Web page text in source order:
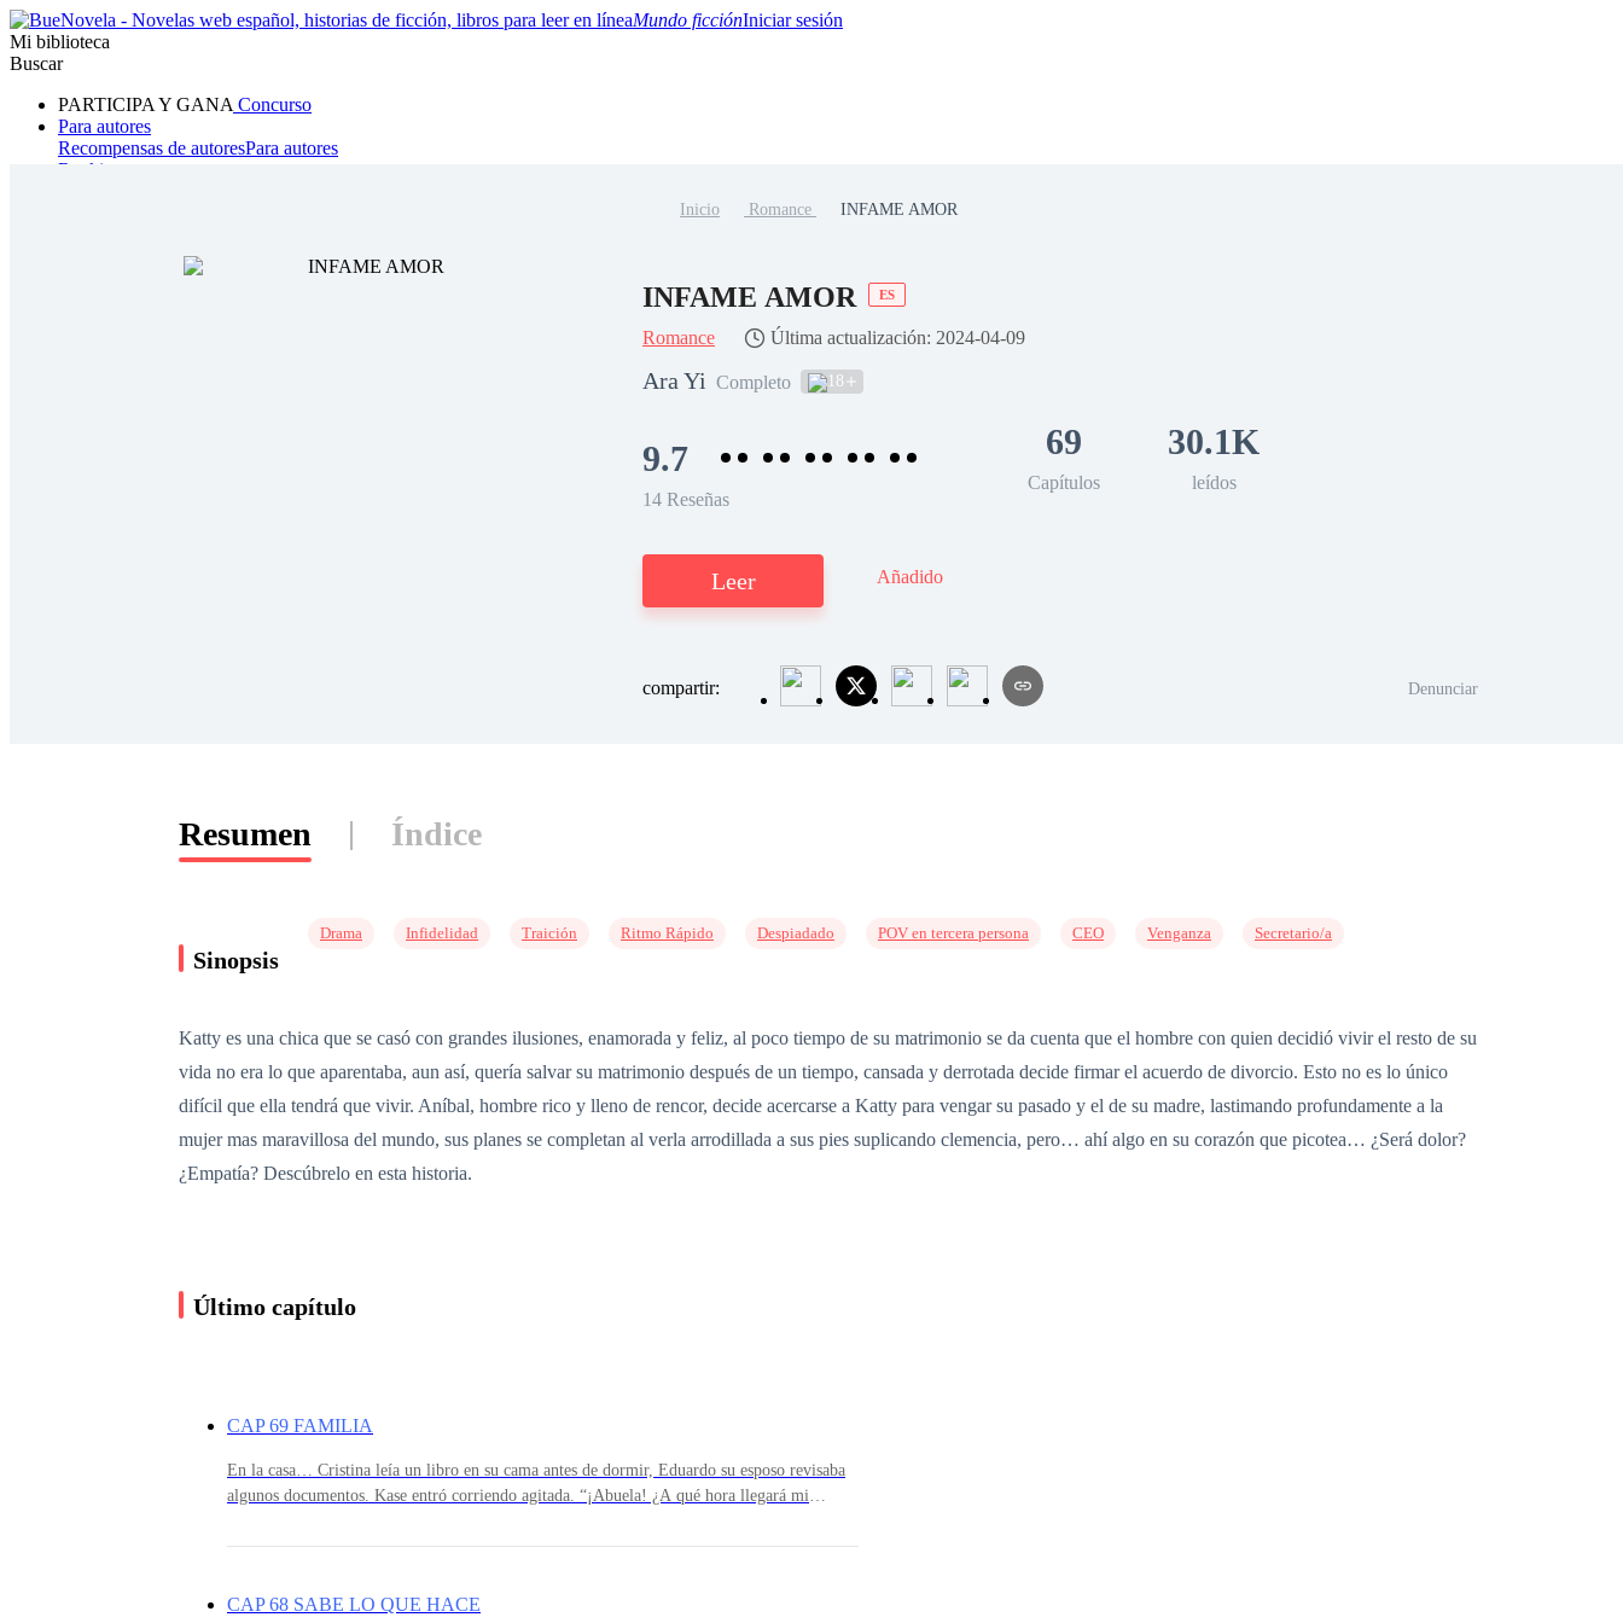
Mundo ficciónIniciar sesión
Mi biblioteca
Buscar
PARTICIPA Y GANA Concurso
Para autores
Recompensas de autoresPara autores
Ranking
Hombre lobo MafiaSistema Fantasía
Inicio Romance INFAME AMOR
INFAME AMOR ES
Romance Última actualización: 2024-04-09
Ara Yi Completo 18
9.7
14 Reseñas
69
Capítulos
30.1K
leídos
Leer Añadido
compartir: Denunciar
Resumen Índice
Sinopsis
Drama Infidelidad Traición Ritmo Rápido Despiadado POV en tercera persona CEO Venganza Secretario/a
Katty es una chica que se casó con grandes ilusiones, enamorada y feliz, al poco tiempo de su matrimonio se da cuenta que el hombre con quien decidió vivir el resto de su
vida no era lo que aparentaba, aun así, quería salvar su matrimonio después de un tiempo, cansada y derrotada decide firmar el acuerdo de divorcio. Esto no es lo único
difícil que ella tendrá que vivir. Aníbal, hombre rico y lleno de rencor, decide acercarse a Katty para vengar su pasado y el de su madre, lastimando profundamente a la
mujer mas maravillosa del mundo, sus planes se completan al verla arrodillada a sus pies suplicando clemencia, pero… ahí algo en su corazón que picotea… ¿Será dolor?
¿Empatía? Descúbrelo en esta historia.
Último capítulo
CAP 69 FAMILIA
En la casa… Cristina leía un libro en su cama antes de dormir, Eduardo su esposo revisaba
algunos documentos. Kase entró corriendo agitada. “¡Abuela! ¿A qué hora llegará mi
dormir no te preocupes”. “Pero abuela…” Kase quería esperar a su madre. “Nada, nada. Es
dormía profundamente. Kase subió a su cama y se acostó abrazando su muñeca. Cristina
CAP 68 SABE LO QUE HACE